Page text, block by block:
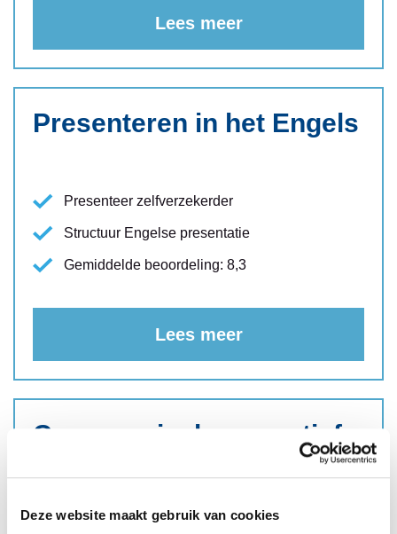
Deze website maakt gebruik van cookies
Lees meer
Presenteren in het Engels
Presenteer zelfverzekerder
Structuur Engelse presentatie
Gemiddelde beoordeling: 8,3
Lees meer
Commercieel en creatief
schrijven in het Engels